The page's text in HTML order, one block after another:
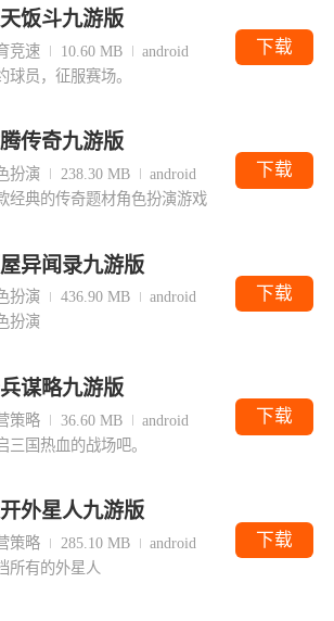
饭斗九游版
竞速 10.60 MB
android
球员，征服赛场。
下载
传奇九游版
扮演 238.30 MB
android
经典的传奇题材角色扮演游戏
下载
异闻录九游版
扮演 436.90 MB
android
扮演
下载
谋略九游版
策略 36.60 MB
android
三国热血的战场吧。
下载
外星人九游版
策略 285.10 MB
android
所有的外星人
下载